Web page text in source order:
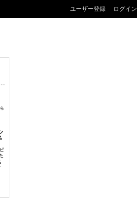
ユーザー登録 ログイン